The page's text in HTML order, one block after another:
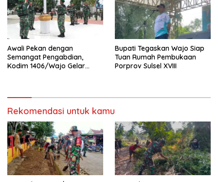
Awali Pekan dengan
Semangat Pengabdian,
Kodim 1406/Wajo Gelar
Bupati Tegaskan Wajo Siap
Tuan Rumah Pembukaan
Porprov Sulsel XVIII
Rekomendasi untuk kamu